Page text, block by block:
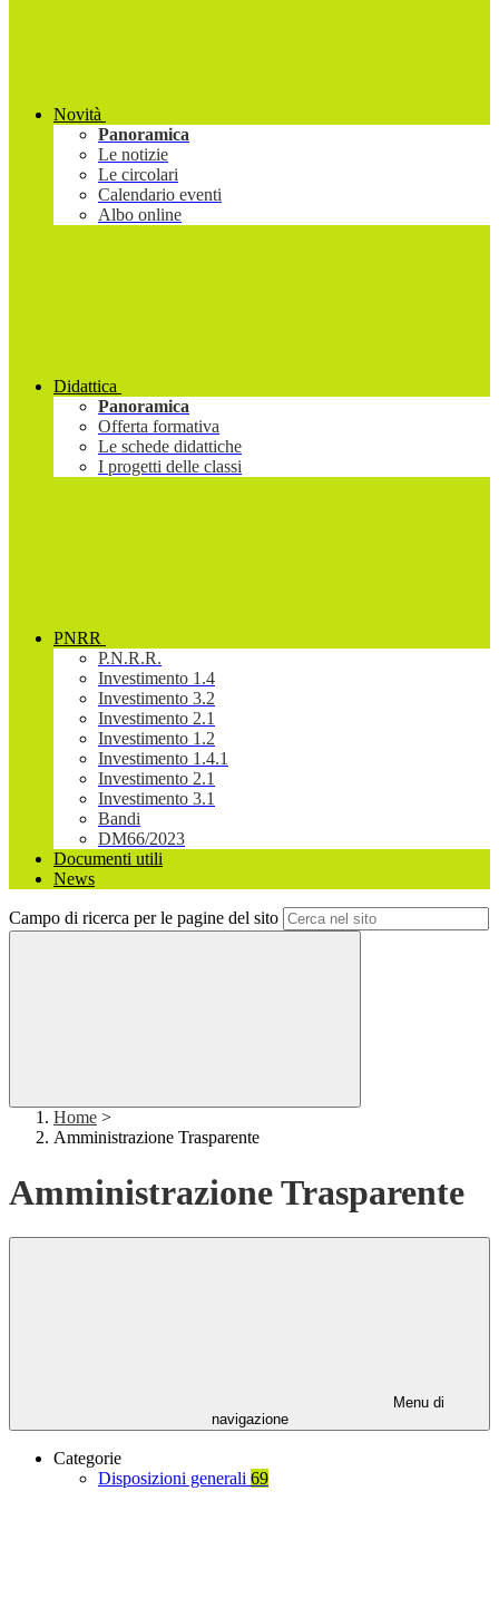
Novità
Panoramica
Le notizie
Le circolari
Calendario eventi
Albo online
Didattica
Panoramica
Offerta formativa
Le schede didattiche
I progetti delle classi
PNRR
P.N.R.R.
Investimento 1.4
Investimento 3.2
Investimento 2.1
Investimento 1.2
Investimento 1.4.1
Investimento 2.1
Investimento 3.1
Bandi
DM66/2023
Documenti utili
News
Campo di ricerca per le pagine del sito
Home >
Amministrazione Trasparente
Amministrazione Trasparente
Menu di
navigazione
Categorie
Disposizioni generali 69